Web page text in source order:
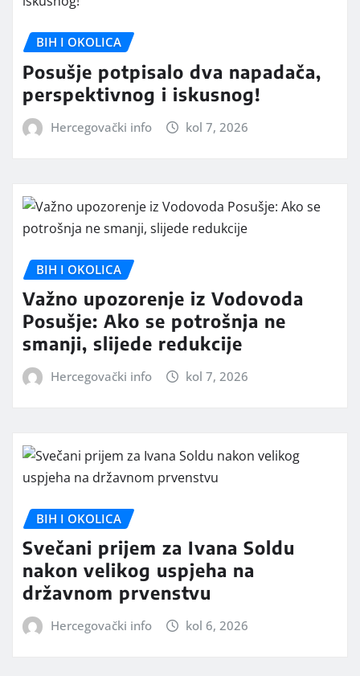
BIH I OKOLICA
Posušje potpisalo dva napadača,
perspektivnog i iskusnog!
Hercegovački info kol 7, 2026
BIH I OKOLICA
Važno upozorenje iz Vodovoda
Posušje: Ako se potrošnja ne
smanji, slijede redukcije
Hercegovački info kol 7, 2026
BIH I OKOLICA
Svečani prijem za Ivana Soldu
nakon velikog uspjeha na
državnom prvenstvu
Hercegovački info kol 6, 2026